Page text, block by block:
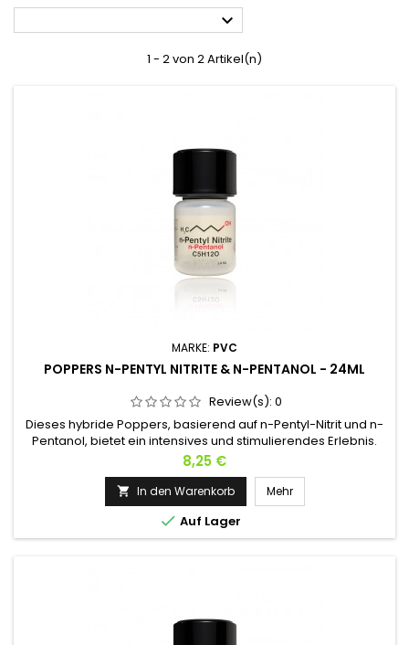

1 - 2 von 2 Artikel(n)
MARKE: PVC
POPPERS N-PENTYL NITRITE & N-PENTANOL - 24ML
Review(s): 0
Dieses hybride Poppers, basierend auf n-Pentyl-Nitrit und n-
Pentanol, bietet ein intensives und stimulierendes Erlebnis.
Die Kombination dieser beiden Moleküle erzeugt eine
Synergie von Effekten: n-Pentanol mit seinen
energetisierenden und stimulierenden Eigenschaften
verstärkt den euphorisierenden Effekt und verlängert die
Wirkungsdauer. Dieses...
Preis
8,25 €
 In den Warenkorb Mehr
 Auf Lager